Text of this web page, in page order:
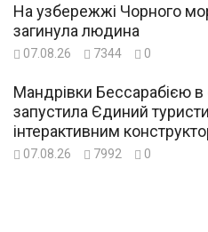
На узбережжі Чорного
загинула людина
07.08.26 7344 0
Мандрівки Бессарабією
запустила Єдиний
інтерактивним
07.08.26 7992 0